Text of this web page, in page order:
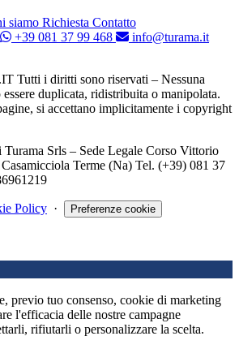
siamo Richiesta Contatto
+39 081 37 99 468 info@turama.it
i diritti sono riservati – Nessuna
duplicata, ridistribuita o manipolata.
si accettano implicitamente i copyright
Turama Srls – Sede Legale Corso Vittorio
Terme (Na) Tel. (+39) 081 37
Policy · Preferenze cookie
previo tuo consenso, cookie di marketing
l'efficacia delle nostre campagne
rifiutarli o personalizzare la scelta.